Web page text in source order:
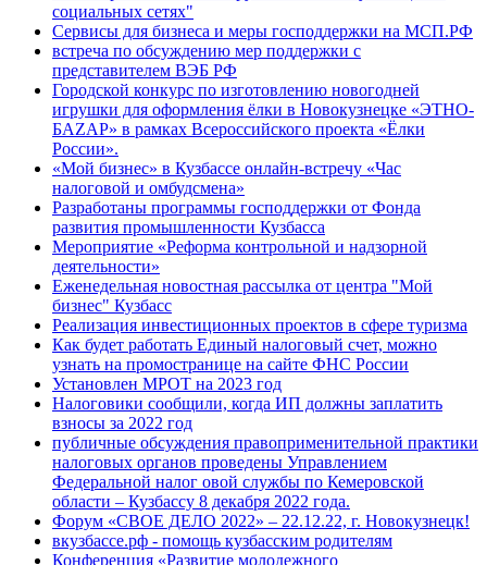
социальных сетях"
Сервисы для бизнеса и меры господдержки на МСП.РФ
встреча по обсуждению мер поддержки с
представителем ВЭБ РФ
Городской конкурс по изготовлению новогодней
игрушки для оформления ёлки в Новокузнецке «ЭТНО-
БАZАР» в рамках Всероссийского проекта «Ёлки
России».
«Мой бизнес» в Кузбассе онлайн-встречу «Час
налоговой и омбудсмена»
Разработаны программы господдержки от Фонда
развития промышленности Кузбасса
Мероприятие «Реформа контрольной и надзорной
деятельности»
Еженедельная новостная рассылка от центра "Мой
бизнес" Кузбасс
Реализация инвестиционных проектов в сфере туризма
Как будет работать Единый налоговый счет, можно
узнать на промостранице на сайте ФНС России
Установлен МРОТ на 2023 год
Налоговики сообщили, когда ИП должны заплатить
взносы за 2022 год
публичные обсуждения правоприменительной практики
налоговых органов проведены Управлением
Федеральной налог овой службы по Кемеровской
области – Кузбассу 8 декабря 2022 года.
Форум «СВОЕ ДЕЛО 2022» – 22.12.22, г. Новокузнецк!
вкузбассе.рф - помощь кузбасским родителям
Конференция «Развитие молодежного